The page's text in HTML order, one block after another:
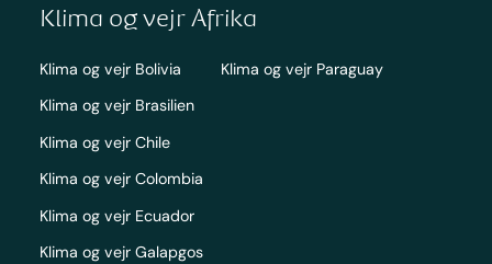
Klima og vejr Afrika
Klima og vejr Bolivia
Klima og vejr Brasilien
Klima og vejr Chile
Klima og vejr Colombia
Klima og vejr Ecuador
Klima og vejr Galapgos
Klima og vejr Paraguay